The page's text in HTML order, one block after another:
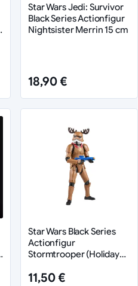
Star Wars Jedi: Survivor
Black Series Actionfigur
Nightsister Merrin 15 cm
18,90 €
Star Wars Black Series
Actionfigur
Stormtrooper (Holiday
11,50 €